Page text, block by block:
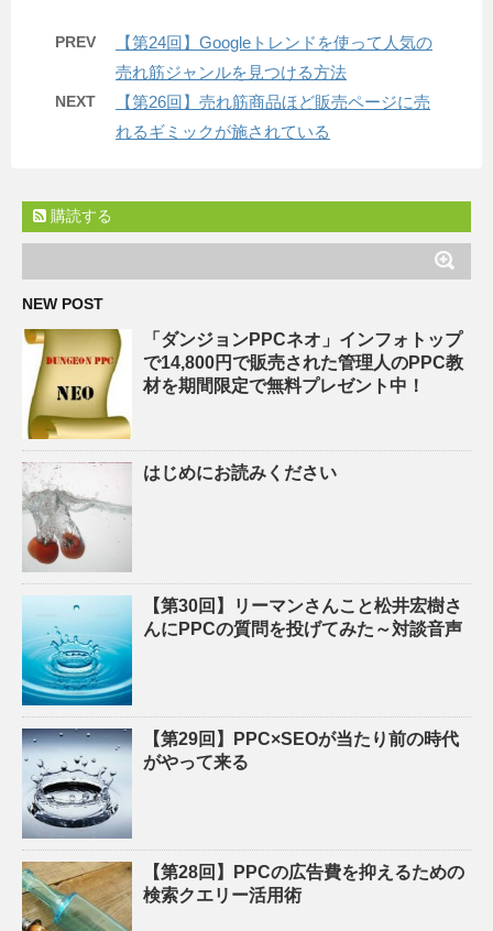
PREV
【第24回】Googleトレンドを使って人気の
売れ筋ジャンルを見つける方法
NEXT
【第26回】売れ筋商品ほど販売ページに売
れるギミックが施されている
購読する
NEW POST
「ダンジョンPPCネオ」インフォトップ
で14,800円で販売された管理人のPPC教
材を期間限定で無料プレゼント中！
はじめにお読みください
【第30回】リーマンさんこと松井宏樹さ
んにPPCの質問を投げてみた～対談音声
【第29回】PPC×SEOが当たり前の時代
がやって来る
【第28回】PPCの広告費を抑えるための
検索クエリー活用術